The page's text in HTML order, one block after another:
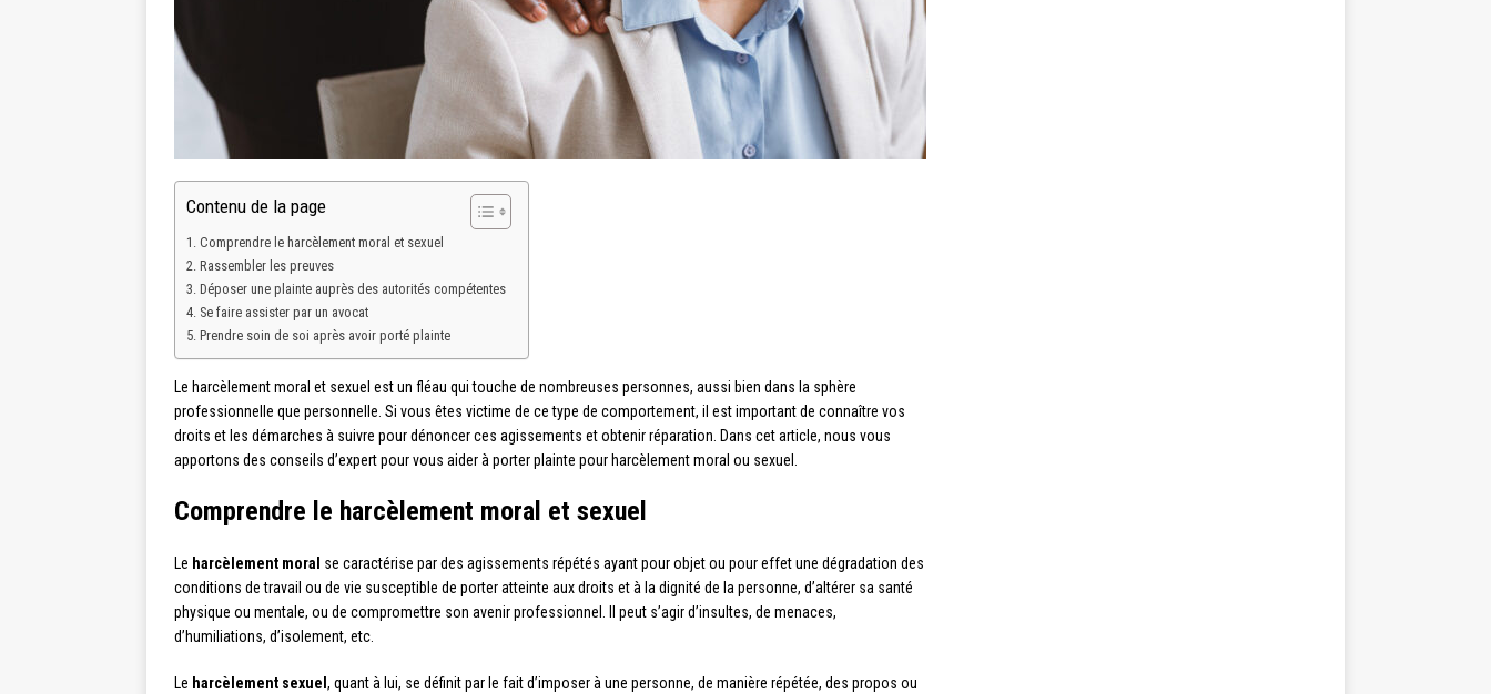
Contenu de la page
Comprendre le harcèlement moral et sexuel
Rassembler les preuves
Déposer une plainte auprès des autorités compétentes
Se faire assister par un avocat
Prendre soin de soi après avoir porté plainte
Le harcèlement moral et sexuel est un fléau qui touche de nombreuses personnes, aussi bien dans la sphère
professionnelle que personnelle. Si vous êtes victime de ce type de comportement, il est important de connaître vos
droits et les démarches à suivre pour dénoncer ces agissements et obtenir réparation. Dans cet article, nous vous
apportons des conseils d’expert pour vous aider à porter plainte pour harcèlement moral ou sexuel.
Comprendre le harcèlement moral et sexuel
Le harcèlement moral se caractérise par des agissements répétés ayant pour objet ou pour effet une dégradation des
conditions de travail ou de vie susceptible de porter atteinte aux droits et à la dignité de la personne, d’altérer sa santé
physique ou mentale, ou de compromettre son avenir professionnel. Il peut s’agir d’insultes, de menaces,
d’humiliations, d’isolement, etc.
Le harcèlement sexuel , quant à lui, se définit par le fait d’imposer à une personne, de manière répétée, des propos ou